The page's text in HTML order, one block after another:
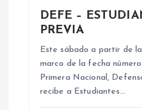
DEFE –
PREVIA
Este sábado a partir de
marco de la fecha
Primera Nacional,
recibe a Estudiantes…